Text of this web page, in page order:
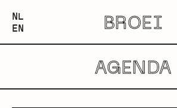
NEDERLANDS
NL
ENGLISH
EN BROEI
AGENDA